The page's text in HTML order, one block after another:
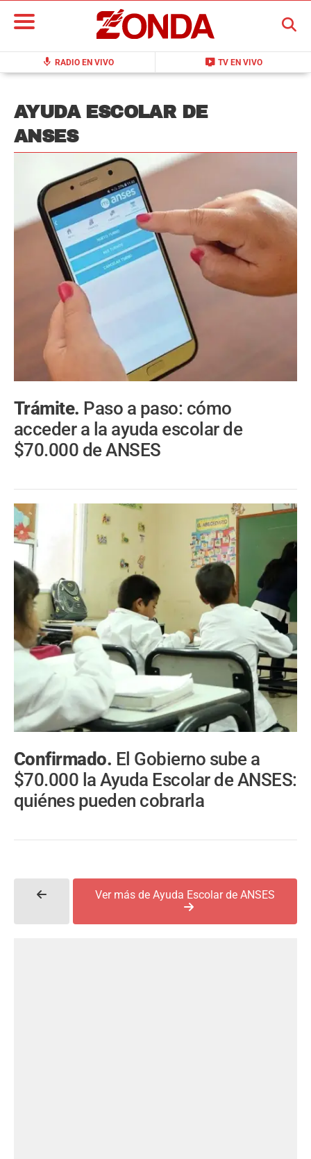
mic RADIO EN VIVO live_tv TV EN VIVO
BUSCAR
AYUDA ESCOLAR DE
ANSES
Trámite. Paso a paso: cómo
acceder a la ayuda escolar de
$70.000 de ANSES
Confirmado. El Gobierno sube a
$70.000 la Ayuda Escolar de ANSES:
quiénes pueden cobrarla
Ver más de Ayuda Escolar de ANSES